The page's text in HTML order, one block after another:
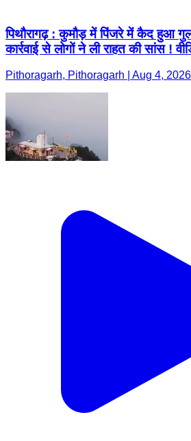
पिथौरागढ़ : कुमौड़ में पिंजरे में कैद हुआ
कार्रवाई से लोगों ने ली राहत की सांस !
Pithoragarh, Pithoragarh | Aug 4, 2026